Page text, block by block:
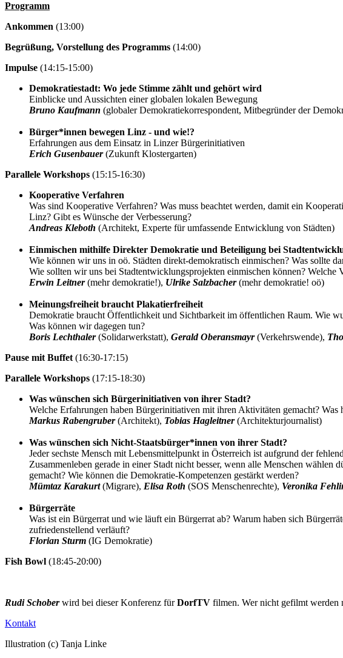
Programm
Ankommen (13:00)
Begrüßung, Vorstellung des Programms (14:00)
Impulse (14:15-15:00)
Demokratiestadt: Wo jede Stimme zählt und gehört wird
Einblicke und Aussichten einer globalen lokalen Bewegung
Bruno Kaufmann (globaler Demokratiekorrespondent, Mitbegründer der
Bürger*innen bewegen Linz - und wie!?
Erfahrungen aus dem Einsatz in Linzer Bürgerinitiativen
Erich Gusenbauer(Zukunft Klostergarten)
Parallele Workshops (15:15-16:30)
Kooperative Verfahren
Was sind Kooperative Verfahren? Was muss beachtet werden, damit ein
Linz? Gibt es Wünsche der Verbesserung?
Andreas Kleboth (Architekt, Experte für umfassende Entwicklung von Städten)
Einmischen mithilfe Direkter Demokratie und Beteiligung bei
Wie können wir uns in oö. Städten direkt-demokratisch einmischen? Was sollte
Wie sollten wir uns bei Stadtentwicklungsprojekten einmischen können? Welche
Erwin Leitner (mehr demokratie!), Ulrike Salzbacher(mehr demokratie! oö)
Meinungsfreiheit braucht Plakatierfreiheit
Demokratie braucht Öffentlichkeit und Sichtbarkeit im öffentlichen Raum. Wie
Was können wir dagegen tun?
Boris Lechthaler(Solidarwerkstatt), Gerald Oberansmayr(Verkehrswende),
Pause mit Buffet (16:30-17:15)
Parallele Workshops (17:15-18:30)
Was wünschen sich Bürgerinitiativen von ihrer Stadt?
Welche Erfahrungen haben Bürgerinitiativen mit ihren Aktivitäten gemacht?
Markus Rabengruber (Architekt), Tobias Hagleitner(Architekturjournalist)
Was wünschen sich Nicht-Staatsbürger*innen von ihrer Stadt?
Jeder sechste Mensch mit Lebensmittelpunkt in Österreich ist aufgrund der
Zusammenleben gerade in einer Stadt nicht besser, wenn alle Menschen
gemacht? Wie können die Demokratie-Kompetenzen gestärkt werden?
Mümtaz Karakurt(Migrare), Elisa Roth (SOS Menschenrechte), Veronika
Bürgerräte
Was ist ein Bürgerrat und wie läuft ein Bürgerrat ab? Warum haben sich
zufriedenstellend verläuft?
Florian Sturm (IG Demokratie)
Fish Bowl (18:45-20:00)
Rudi Schoberwird bei dieser Konferenz fürDorfTV filmen. Wer nicht gefilmt werden
Kontakt
Illustration (c) Tanja Linke